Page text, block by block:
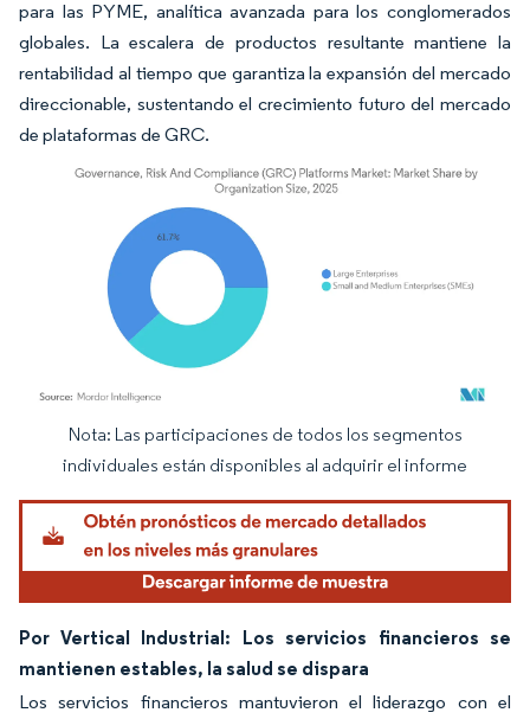
para las PYME, analítica avanzada para los conglomerados
globales. La escalera de productos resultante mantiene la
rentabilidad al tiempo que garantiza la expansión del mercado
direccionable, sustentando el crecimiento futuro del mercado
de plataformas de GRC.
Imagen © Mordor Intelligence. El uso requiere atribución según CC BY 4.0.
Nota: Las participaciones de todos los segmentos
individuales están disponibles al adquirir el informe
Por Vertical Industrial: Los servicios financieros se
mantienen estables, la salud se dispara
Los servicios financieros mantuvieron el liderazgo con el